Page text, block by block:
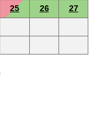
25 26
27